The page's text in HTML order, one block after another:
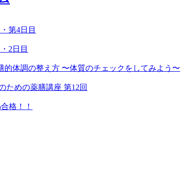
第4日目
2日目
体調の整え方 〜体質のチェックをしてみよう〜
ための薬膳講座 第12回
格！！